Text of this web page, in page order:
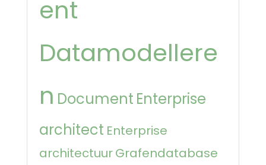
ent
Datamodellere
n Document Enterprise
architect Enterprise
architectuurGrafendatabase